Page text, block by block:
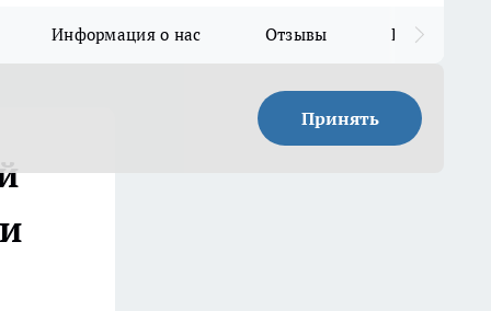
Информация о нас Отзывы Прайс для
Принять